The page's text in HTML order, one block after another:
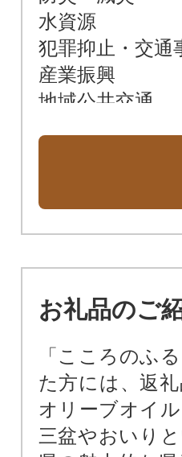
水資源
犯罪抑止・交通
産業振興
地域公共交通
グリーン社会の
動物愛護管理
観光
瀬戸内国際芸術
香川県立アリー
知事におまかせ
お礼品のご
「こころのふ
た方には、返
オリーブオイ
三盆やおいり